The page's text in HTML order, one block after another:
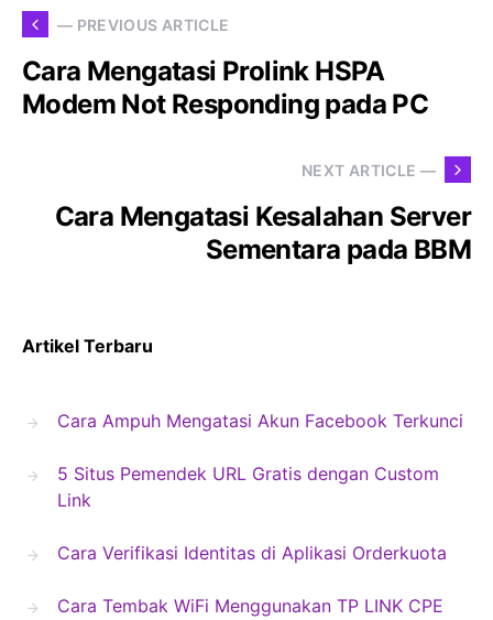
— PREVIOUS ARTICLE
Cara Mengatasi Prolink HSPA
Modem Not Responding pada PC
NEXT ARTICLE —
Cara Mengatasi Kesalahan Server
Sementara pada BBM
Artikel Terbaru
Cara Ampuh Mengatasi Akun Facebook Terkunci
5 Situs Pemendek URL Gratis dengan Custom
Link
Cara Verifikasi Identitas di Aplikasi Orderkuota
Cara Tembak WiFi Menggunakan TP LINK CPE